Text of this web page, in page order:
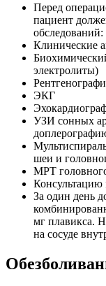
Перед
пациент
обследований:
Клинические
электролиты)
ЭКГ
УЗИ сонных
шеи и
МРТ
Консультацию
За один день
мг плавикса.
на сосуде